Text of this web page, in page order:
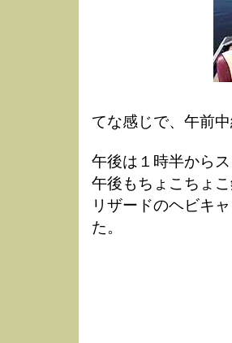
てな感じで、午前
午後は１時半から
午後もちょこちょ
リザードのヘビキ
た。